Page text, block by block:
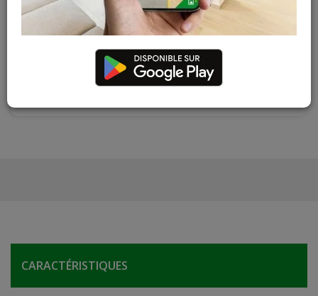
Contactez Diffusion Menuiserie pour obtenir le temps de
Les teintes, nuances et veinages des photos peuvent
varier par rapport au produit réel
CARACTÉRISTIQUES